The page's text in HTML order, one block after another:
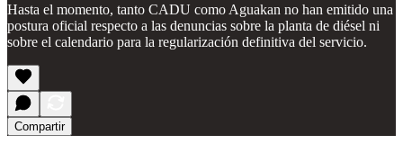
Hasta el momento, tanto CADU como Aguakan no han emitido una
postura oficial respecto a las denuncias sobre la planta de diésel ni
sobre el calendario para la regularización definitiva del servicio.
Compartir